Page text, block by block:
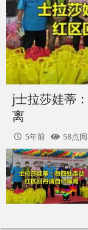
j士拉莎娃蒂
离
5年前 58点阅